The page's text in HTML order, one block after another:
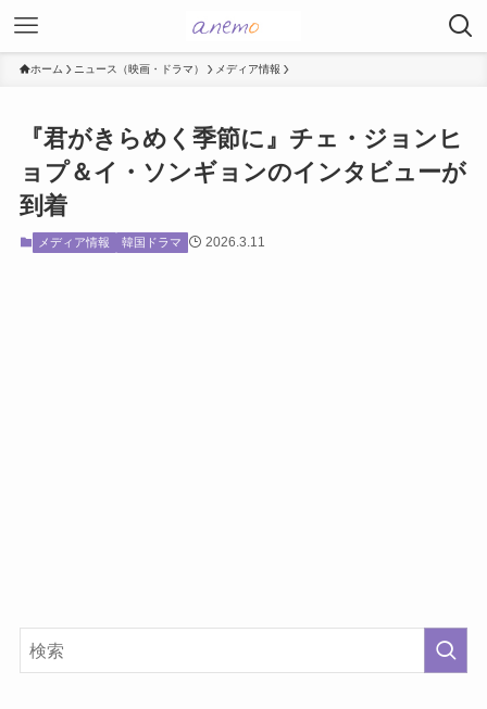
ホーム ニュース（映画・ドラマ） メディア情報
『君がきらめく季節に』チェ・ジョンヒ
ョプ＆イ・ソンギョンのインタビューが
到着
メディア情報 韓国ドラマ 2026.3.11